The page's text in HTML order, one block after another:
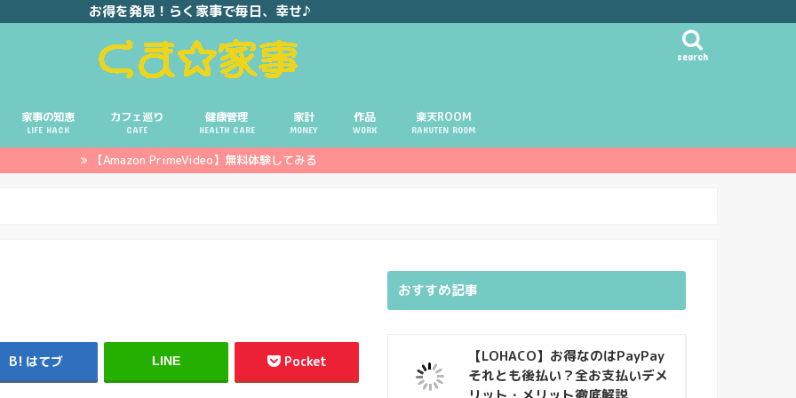
お得を発見！らく家事で毎日、幸せ♪
search
家事の知恵
LIFE HACK
カフェ巡り
CAFE
健康管理
HEALTH CARE
家計
MONEY
ポイ活
投資
副業
作品
WORK
楽天ROOM
RAKUTEN ROOM
【Amazon PrimeVideo】無料体験してみる
はてブ LINE Pocket
おすすめ記事
【LOHACO】お得なのはPayPay
それとも後払い？全お支払いデメ